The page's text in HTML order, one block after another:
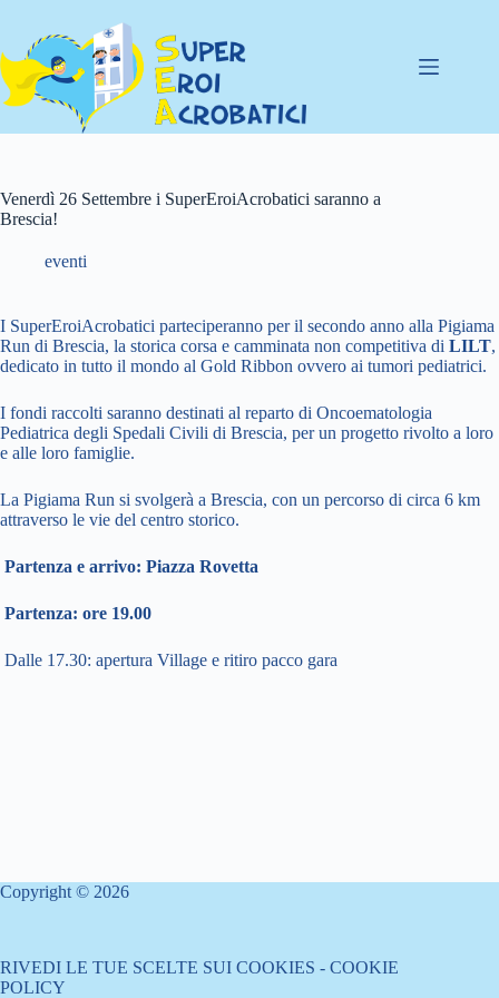
contenuto
Venerdì 26 Settembre i SuperEroiAcrobatici saranno a
Brescia!
eventi
I SuperEroiAcrobatici parteciperanno per il secondo anno alla Pigiama
Run di Brescia, la storica corsa e camminata non competitiva di LILT,
dedicato in tutto il mondo al Gold Ribbon ovvero ai tumori pediatrici.
I fondi raccolti saranno destinati al reparto di Oncoematologia
Pediatrica degli Spedali Civili di Brescia, per un progetto rivolto a loro
e alle loro famiglie.
La Pigiama Run si svolgerà a Brescia, con un percorso di circa 6 km
attraverso le vie del centro storico.
Partenza e arrivo: Piazza Rovetta
Partenza: ore 19.00
Dalle 17.30: apertura Village e ritiro pacco gara
Copyright © 2026
RIVEDI LE TUE SCELTE SUI COOKIES - COOKIE
POLICY